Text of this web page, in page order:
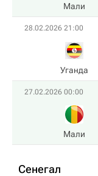
Мали
28.02.2026 21:00
Уганда
27.02.2026 00:00
Мали
Сенегал